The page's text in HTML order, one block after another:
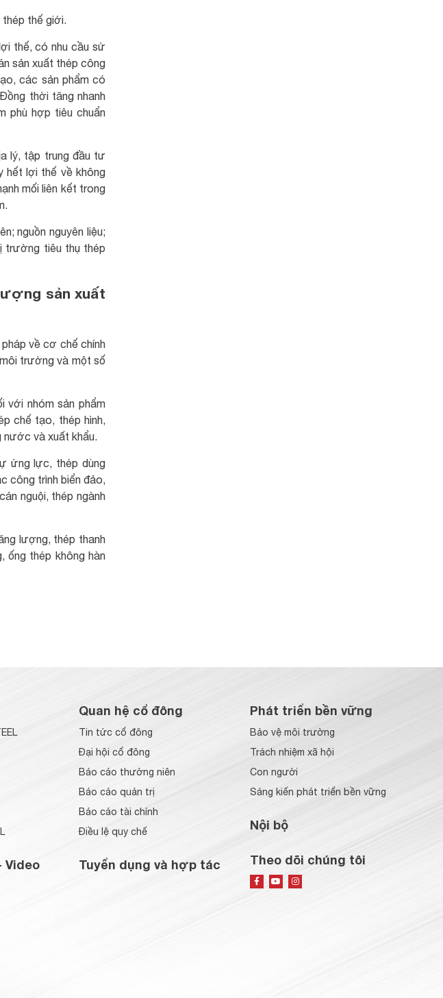
thép thế giới.
thế, có nhu cầu sử
sản xuất thép công
các sản phẩm có
thời tăng nhanh
phù hợp tiêu chuẩn
lý, tập trung đầu tư
hết lợi thế về không
mối liên kết trong
nguồn nguyên liệu;
trường tiêu thụ thép
sản xuất
về cơ chế chính
trường và một số
với nhóm sản phẩm
chế tạo, thép hình,
nước và xuất khẩu.
ứng lực, thép dùng
công trình biển đảo,
nguội, thép ngành
lượng, thép thanh
ống thép không hàn
Video
Quan hệ cổ đông
Tin tức cổ đông
Đại hội cổ đông
Báo cáo thường niên
Báo cáo quản trị
Báo cáo tài chính
Điều lệ quy chế
Tuyển dụng và hợp tác
Phát triển bền vững
Bảo vệ môi trường
Trách nhiệm xã hội
Con người
Sáng kiến phát triển bền vững
Nội bộ
Theo dõi chúng tôi